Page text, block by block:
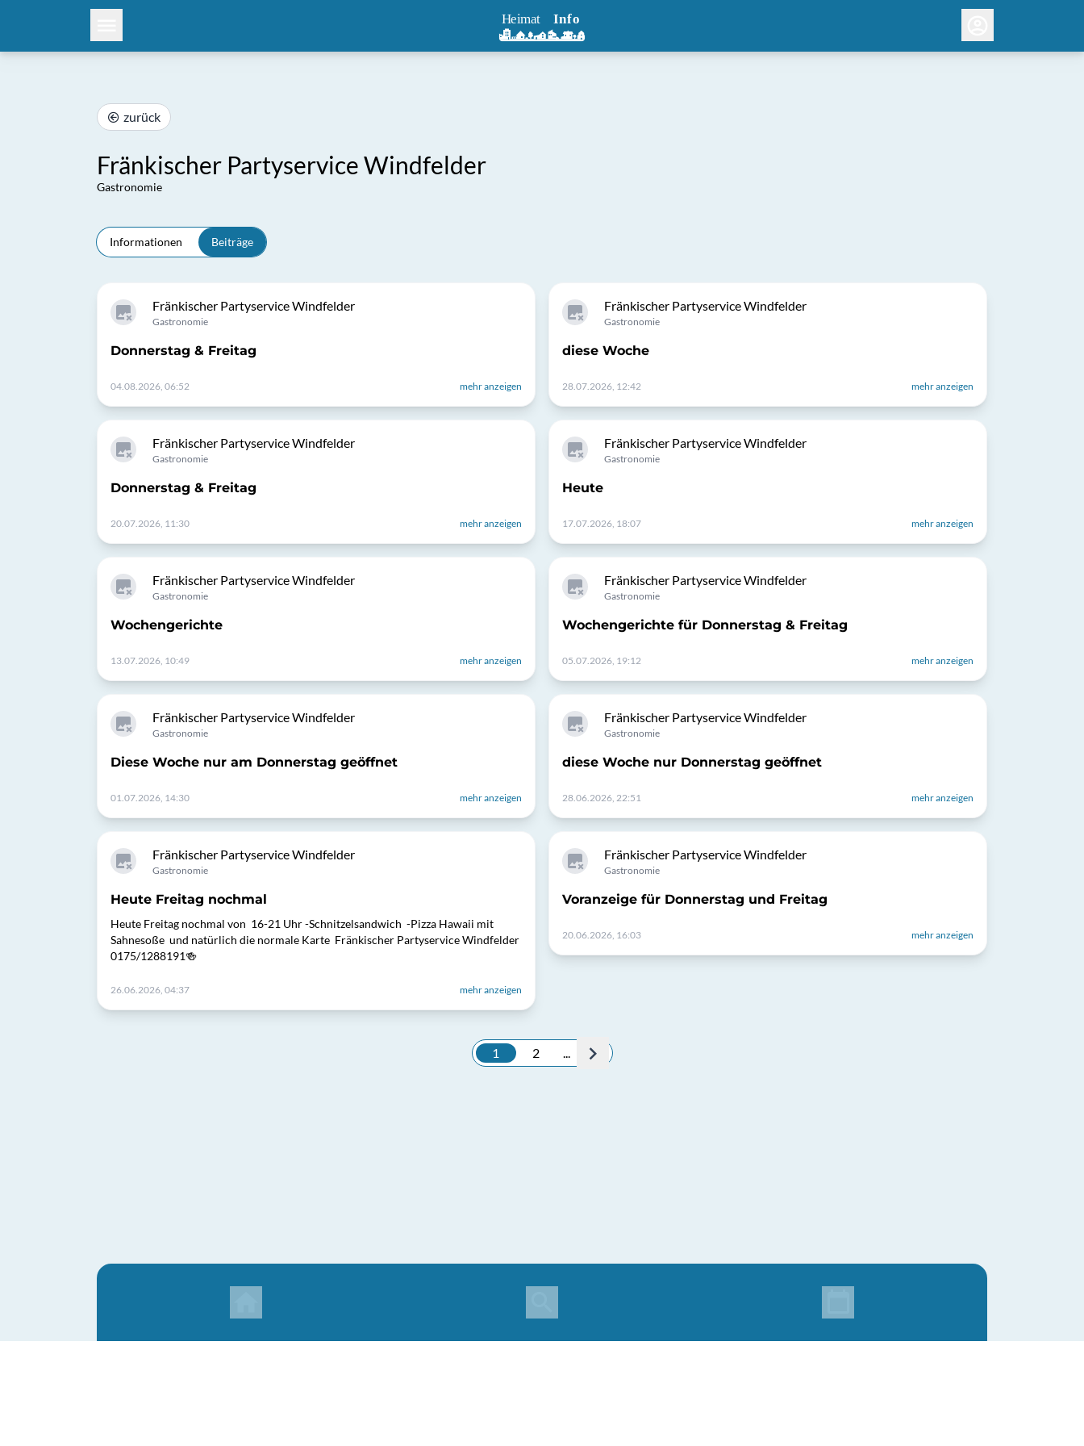
zurück
Fränkischer Partyservice Windfelder
Gastronomie
Informationen Beiträge
Fränkischer Partyservice Windfelder
Gastronomie
Donnerstag & Freitag
04.08.2026, 06:52 mehr anzeigen
Fränkischer Partyservice Windfelder
Gastronomie
Donnerstag & Freitag
20.07.2026, 11:30 mehr anzeigen
Fränkischer Partyservice Windfelder
Gastronomie
Wochengerichte
13.07.2026, 10:49 mehr anzeigen
Fränkischer Partyservice Windfelder
Gastronomie
Diese Woche nur am Donnerstag geöffnet
01.07.2026, 14:30 mehr anzeigen
Fränkischer Partyservice Windfelder
Gastronomie
Heute Freitag nochmal
Heute Freitag nochmal von 16-21 Uhr -Schnitzelsandwich -Pizza Hawaii mit
Sahnesoße und natürlich die normale Karte Fränkischer Partyservice Windfelder
0175/1288191🍻
26.06.2026, 04:37 mehr anzeigen
Fränkischer Partyservice Windfelder
Gastronomie
diese Woche
28.07.2026, 12:42 mehr anzeigen
Fränkischer Partyservice Windfelder
Gastronomie
Heute
17.07.2026, 18:07 mehr anzeigen
Fränkischer Partyservice Windfelder
Gastronomie
Wochengerichte für Donnerstag & Freitag
05.07.2026, 19:12 mehr anzeigen
Fränkischer Partyservice Windfelder
Gastronomie
diese Woche nur Donnerstag geöffnet
28.06.2026, 22:51 mehr anzeigen
Fränkischer Partyservice Windfelder
Gastronomie
Voranzeige für Donnerstag und Freitag
20.06.2026, 16:03 mehr anzeigen
1 2 ...